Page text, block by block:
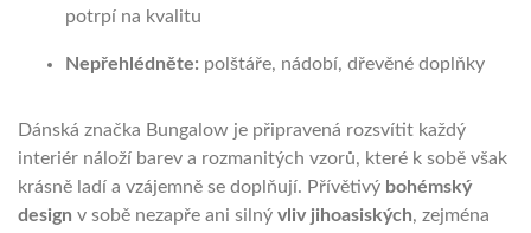
potrpí na kvalitu
Nepřehlédněte: polštáře, nádobí, dřevěné doplňky
Dánská značka Bungalow je připravená rozsvítit každý
interiér náloží barev a rozmanitých vzorů, které k sobě však
krásně ladí a vzájemně se doplňují. Přívětivý bohémský
design v sobě nezapře ani silný vliv jihoasiských, zejména